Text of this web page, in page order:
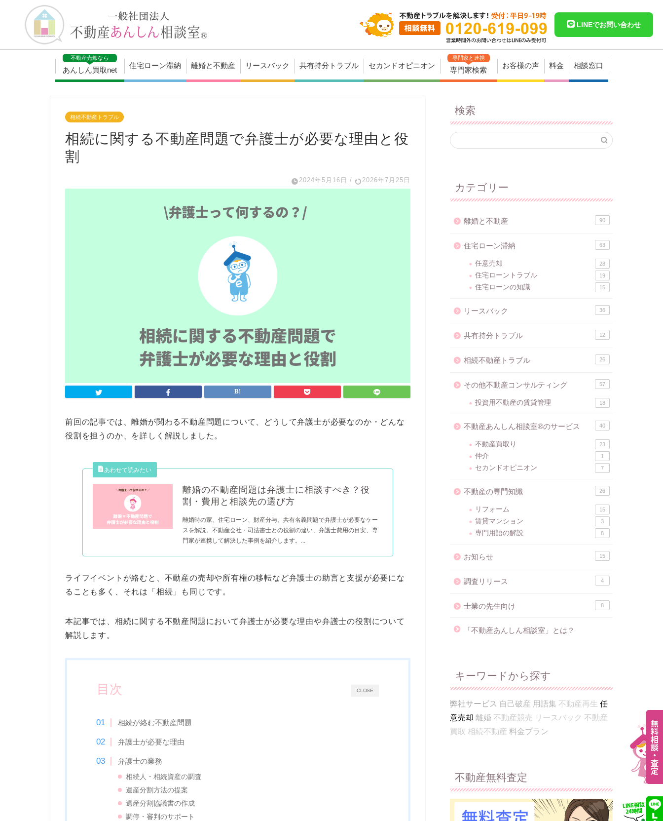
LINEでお問い合わせ
不動産売却なら
あんしん買取net
住宅ローン滞納 離婚と不動産 リースバック 共有持分トラブル セカンドオピニオン
専門家と連携
専門家検索
お客様の声 料金 相談窓口
相続不動産トラブル
相続に関する不動産問題で弁護士が必要な理由と役
割
2024年5月16日 / 2026年7月25日
前回の記事では、離婚が関わる不動産問題について、どうして弁護士が必要なのか・どんな
役割を担うのか、を詳しく解説しました。
離婚の不動産問題は弁護士に相談すべき？役
割・費用と相談先の選び方
離婚時の家、住宅ローン、財産分与、共有名義問題で弁護士が必要なケー
スを解説。不動産会社・司法書士との役割の違い、弁護士費用の目安、専
門家が連携して解決した事例を紹介します。...
ライフイベントが絡むと、不動産の売却や所有権の移転など弁護士の助言と支援が必要にな
ることも多く、それは「相続」も同じです。
本記事では、相続に関する不動産問題において弁護士が必要な理由や弁護士の役割について
解説します。
CLOSE
目次
相続が絡む不動産問題
弁護士が必要な理由
弁護士の業務
相続人・相続資産の調査
遺産分割方法の提案
遺産分割協議書の作成
調停・審判のサポート
検索
カテゴリー
離婚と不動産 90
住宅ローン滞納 63
任意売却 28
住宅ローントラブル 19
住宅ローンの知識 15
リースバック 36
共有持分トラブル 12
相続不動産トラブル 26
その他不動産コンサルティング 57
投資用不動産の賃貸管理 18
不動産あんしん相談室®のサービス 40
不動産買取り 23
仲介 1
セカンドオピニオン 7
不動産の専門知識 26
リフォーム 15
賃貸マンション 3
専門用語の解説 8
お知らせ 15
調査リリース 4
士業の先生向け 8
「不動産あんしん相談室」とは？
キーワードから探す
弊社サービス 自己破産 用語集 不動産再生 任
意売却 離婚 不動産競売 リースバック 不動産
買取 相続不動産 料金プラン
不動産無料査定